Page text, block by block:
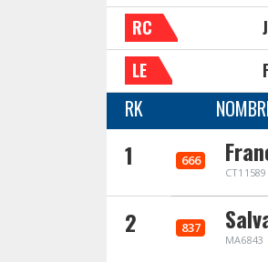
RC
LE
RK
1 666
CT11589
2 837
MA6843